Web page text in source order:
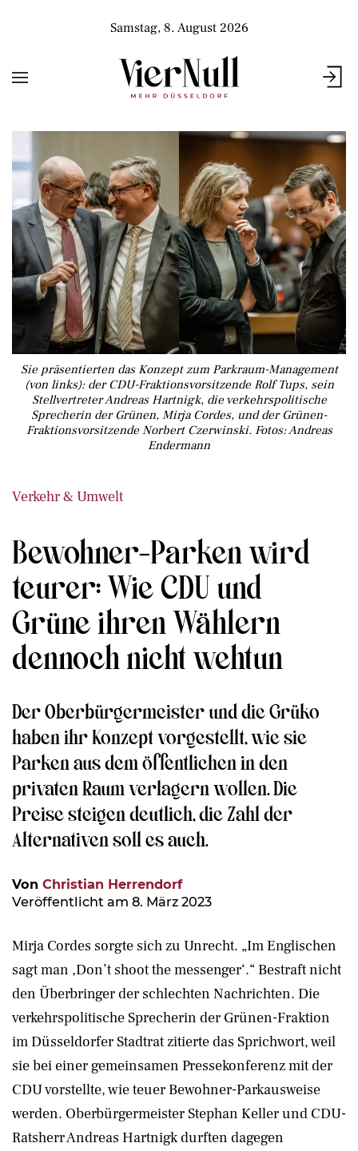
Samstag, 8. August 2026
Sie präsentierten das Konzept zum Parkraum-Management
(von links): der CDU-Fraktionsvorsitzende Rolf Tups, sein
Stellvertreter Andreas Hartnigk, die verkehrspolitische
Sprecherin der Grünen, Mirja Cordes, und der Grünen-
Fraktionsvorsitzende Norbert Czerwinski. Fotos: Andreas
Endermann
Verkehr & Umwelt
Bewohner-Parken wird
teurer: Wie CDU und
Grüne ihren Wählern
dennoch nicht wehtun
Der Oberbürgermeister und die Grüko
haben ihr Konzept vorgestellt, wie sie
Parken aus dem öffentlichen in den
privaten Raum verlagern wollen. Die
Preise steigen deutlich, die Zahl der
Alternativen soll es auch.
Von Christian Herrendorf
Veröffentlicht am 8. März 2023
Mirja Cordes sorgte sich zu Unrecht. „Im Englischen
sagt man ,Don’t shoot the messenger‘.“ Bestraft nicht
den Überbringer der schlechten Nachrichten. Die
verkehrspolitische Sprecherin der Grünen-Fraktion
im Düsseldorfer Stadtrat zitierte das Sprichwort, weil
sie bei einer gemeinsamen Pressekonferenz mit der
CDU vorstellte, wie teuer Bewohner-Parkausweise
werden. Oberbürgermeister Stephan Keller und CDU-
Ratsherr Andreas Hartnigk durften dagegen